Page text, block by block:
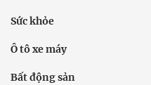
Sức khỏe
Ô tô xe máy
Bất động sản